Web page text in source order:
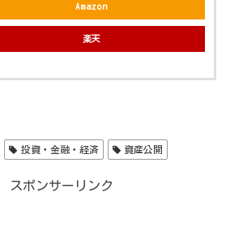
Amazon
楽天
投資・金融・経済 資産公開
スポンサーリンク